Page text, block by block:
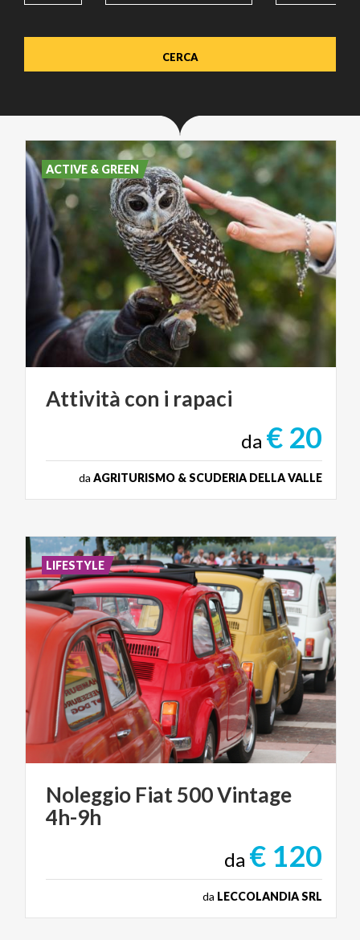
Attività con i rapaci
da € 20
da AGRITURISMO & SCUDERIA DELLA VALLE
ACTIVE & GREEN
Noleggio Fiat500Vintage
4h-9h
da € 120
da LECCOLANDIA SRL
LIFESTYLE